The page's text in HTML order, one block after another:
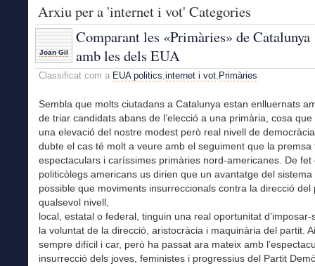
Arxiu per a 'internet i vot' Categories
Joan Gil
Comparant les «Primàries» de Catalunya
amb les dels EUA
Classificat com a EUA politics,internet i vot, Primàries
Sembla que molts ciutadans a Catalunya estan enlluernats
de triar candidats abans de l’elecció a una primària, cosa que
una elevació del nostre modest però real nivell de
dubte el cas té molt a veure amb el seguiment que la premsa
espectaculars i caríssimes primàries nord-americanes. De fet
politicòlegs americans us dirien que un avantatge del
possible que moviments insurreccionals contra la direcció del
qualsevol nivell,
local, estatal o federal, tinguin una real oportunitat d’imposar-
la voluntat de la direcció, aristocràcia i maquinària del partit.
sempre difícil i car, però ha passat ara mateix amb
insurrecció dels joves, feministes i progressius del Partit